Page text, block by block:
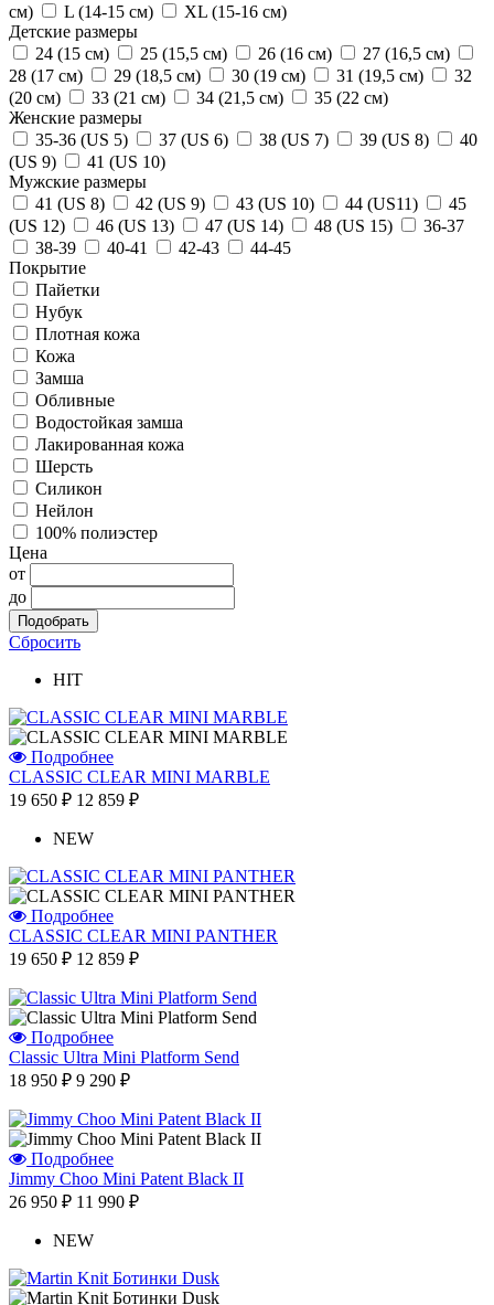
см)
L (14-15 cм)
ХL (15-16 cм)
Детские размеры
24 (15 см)
25 (15,5 см) 26 (16 см)
27 (16,5 см)
28 (17 см)
29 (18,5 см) 30 (19 см) 31 (19,5 см)
32
(20 см)
33 (21 см) 34 (21,5 см)
35 (22 см)
Женские размеры
35-36 (US 5)
37 (US 6) 38 (US 7) 39 (US 8)
40
(US 9)
41 (US 10)
Мужские размеры
41 (US 8)
42 (US 9) 43 (US 10) 44 (US11)
45
(US 12)
46 (US 13) 47 (US 14) 48 (US 15)
36-37
38-39
40-41 42-43
44-45
Покрытие
Пайетки
Нубук
Плотная кожа
Кожа
Замша
Обливные
Водостойкая замша
Лакированная кожа
Шерсть
Силикон
Нейлон
100% полиэстер
Цена
от
до
Сбросить
HIT
Подробнее
CLASSIC CLEAR MINI MARBLE
19 650 ₽ 12 859 ₽
NEW
Подробнее
CLASSIC CLEAR MINI PANTHER
19 650 ₽ 12 859 ₽
Подробнее
Classic Ultra Mini Platform Send
18 950 ₽ 9 290 ₽
Подробнее
Jimmy Choo Mini Patent Black II
26 950 ₽ 11 990 ₽
NEW